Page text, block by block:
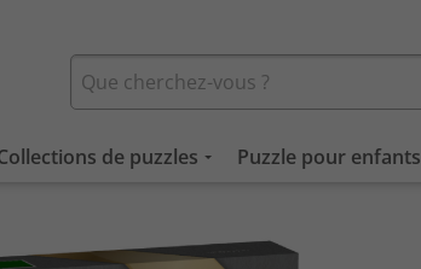
de puzzles Puzzle pour enfants